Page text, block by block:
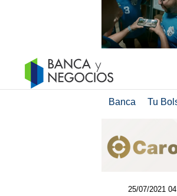
Banca Tu
25/07/2021